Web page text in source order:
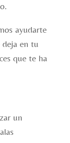
ayudarte
deja en tu
que te ha
un